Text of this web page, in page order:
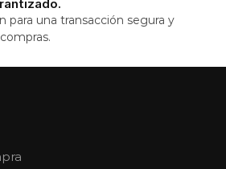
para una transacción segura y